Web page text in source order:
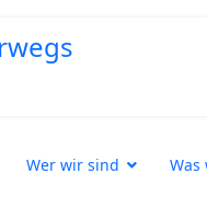
Wer wir sind Was